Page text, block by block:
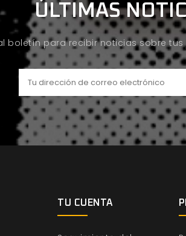
ÚLTIMAS
boletín para recibir noticias sobre
TU CUENTA